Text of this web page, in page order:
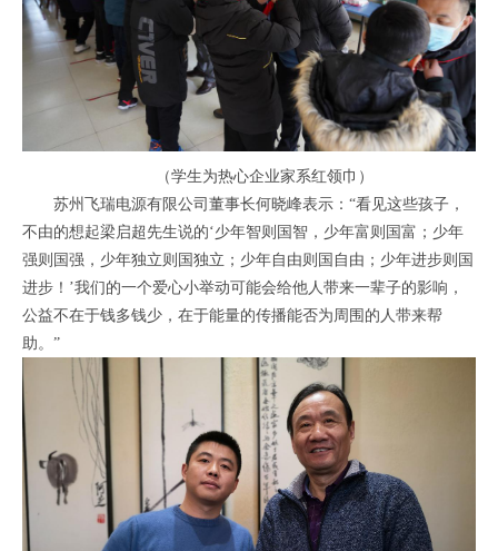
（学生为热心企业家系红领巾）
苏州飞瑞电源有限公司董事长何晓峰表示：“看见这些孩子，
不由的想起梁启超先生说的‘少年智则国智，少年富则国富；少年
强则国强，少年独立则国独立；少年自由则国自由；少年进步则国
进步！’我们的一个爱心小举动可能会给他人带来一辈子的影响，
公益不在于钱多钱少，在于能量的传播能否为周围的人带来帮
助。”